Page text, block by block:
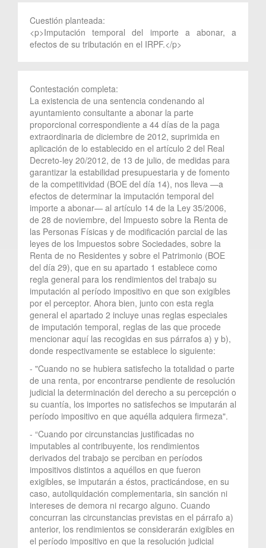
Cuestión planteada:
<p>Imputación temporal del importe a abonar, a
efectos de su tributación en el IRPF.</p>
Contestación completa:
La existencia de una sentencia condenando al
ayuntamiento consultante a abonar la parte
proporcional correspondiente a 44 días de la paga
extraordinaria de diciembre de 2012, suprimida en
aplicación de lo establecido en el artículo 2 del Real
Decreto-ley 20/2012, de 13 de julio, de medidas para
garantizar la estabilidad presupuestaria y de fomento
de la competitividad (BOE del día 14), nos lleva —a
efectos de determinar la imputación temporal del
importe a abonar— al artículo 14 de la Ley 35/2006,
de 28 de noviembre, del Impuesto sobre la Renta de
las Personas Físicas y de modificación parcial de las
leyes de los Impuestos sobre Sociedades, sobre la
Renta de no Residentes y sobre el Patrimonio (BOE
del día 29), que en su apartado 1 establece como
regla general para los rendimientos del trabajo su
imputación al período impositivo en que son exigibles
por el perceptor. Ahora bien, junto con esta regla
general el apartado 2 incluye unas reglas especiales
de imputación temporal, reglas de las que procede
mencionar aquí las recogidas en sus párrafos a) y b),
donde respectivamente se establece lo siguiente:
- "Cuando no se hubiera satisfecho la totalidad o parte
de una renta, por encontrarse pendiente de resolución
judicial la determinación del derecho a su percepción o
su cuantía, los importes no satisfechos se imputarán al
período impositivo en que aquélla adquiera firmeza".
- “Cuando por circunstancias justificadas no
imputables al contribuyente, los rendimientos
derivados del trabajo se perciban en períodos
impositivos distintos a aquéllos en que fueron
exigibles, se imputarán a éstos, practicándose, en su
caso, autoliquidación complementaria, sin sanción ni
intereses de demora ni recargo alguno. Cuando
concurran las circunstancias previstas en el párrafo a)
anterior, los rendimientos se considerarán exigibles en
el período impositivo en que la resolución judicial